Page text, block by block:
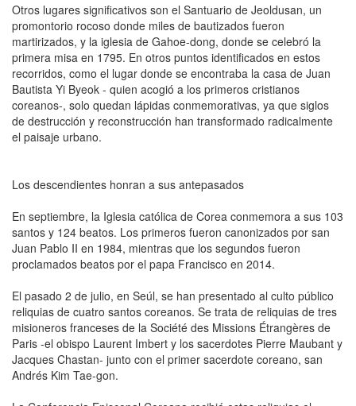
Otros lugares significativos son el Santuario de Jeoldusan, un
promontorio rocoso donde miles de bautizados fueron
martirizados, y la iglesia de Gahoe-dong, donde se celebró la
primera misa en 1795. En otros puntos identificados en estos
recorridos, como el lugar donde se encontraba la casa de Juan
Bautista Yi Byeok - quien acogió a los primeros cristianos
coreanos-, solo quedan lápidas conmemorativas, ya que siglos
de destrucción y reconstrucción han transformado radicalmente
el paisaje urbano.
Los descendientes honran a sus antepasados
En septiembre, la Iglesia católica de Corea conmemora a sus 103
santos y 124 beatos. Los primeros fueron canonizados por san
Juan Pablo II en 1984, mientras que los segundos fueron
proclamados beatos por el papa Francisco en 2014.
El pasado 2 de julio, en Seúl, se han presentado al culto público
reliquias de cuatro santos coreanos. Se trata de reliquias de tres
misioneros franceses de la Société des Missions Étrangères de
Paris -el obispo Laurent Imbert y los sacerdotes Pierre Maubant y
Jacques Chastan- junto con el primer sacerdote coreano, san
Andrés Kim Tae-gon.